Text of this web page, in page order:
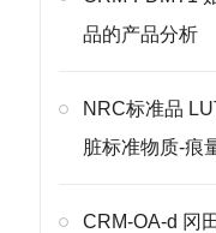
品的产品分析
NRC标准品
脏标准物质-痕
CRM-OA-d 冈